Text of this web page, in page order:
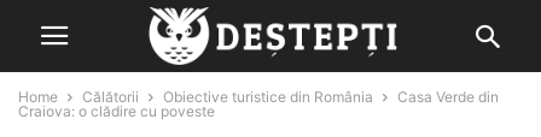
Home Călătorii Obiective turistice din România
Casa Verde din
Craiova: o clădire cu poveste